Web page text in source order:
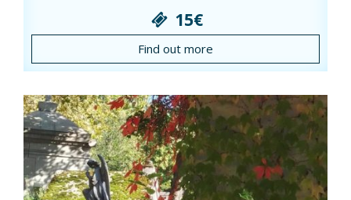
15€
Find out more